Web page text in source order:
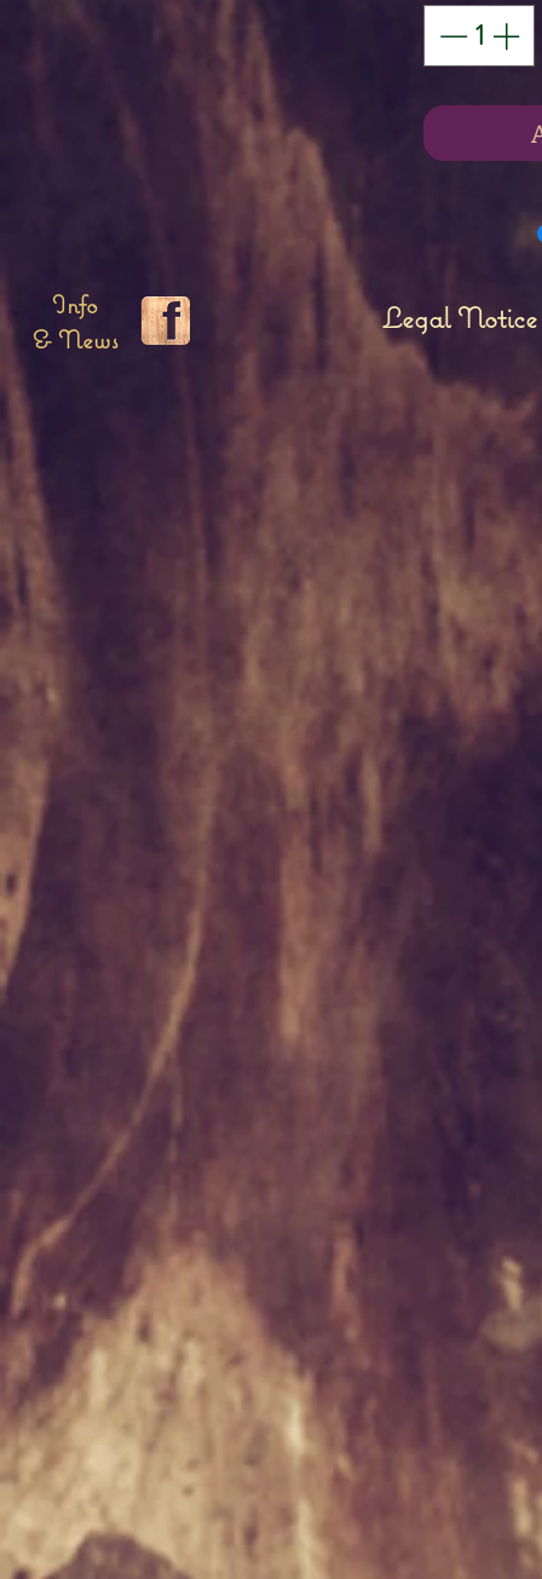
Info
& News
Legal Notice